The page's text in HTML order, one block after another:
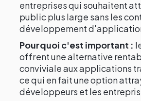
entreprises qui souhaitent
public plus large sans les
développement
Pourquoi c'est important :
offrent une alternative
conviviale aux applications
ce qui en fait une option
développeurs et les